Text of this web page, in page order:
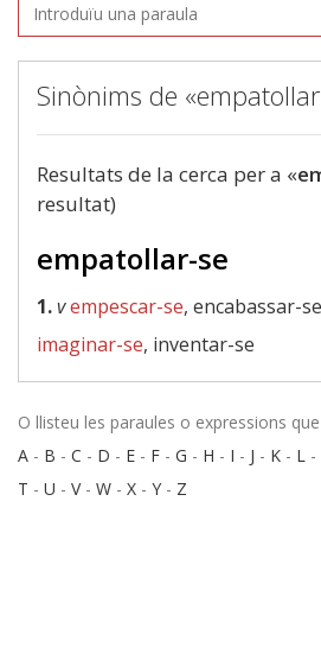
Sinònims de
Resultats de la cerca per a «
resultat)
empatollar-se
1.vempescar-se, encabassar-
imaginar-se, inventar-se
O llisteu les paraules o expressions
A - B - C - D - E - F - G - H - I - J - K - L -
T - U - V- W - X - Y - Z